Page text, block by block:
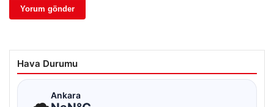
Hava Durumu
Ankara